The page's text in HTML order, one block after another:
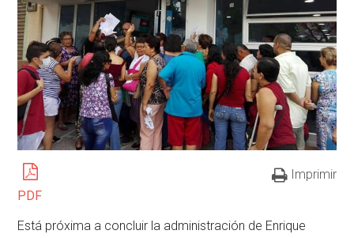
PDF
Imprimir
Está próxima a concluir la administración de Enrique